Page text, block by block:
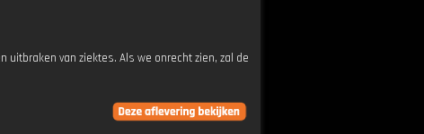
van ziektes. Als we onrecht zien, zal de